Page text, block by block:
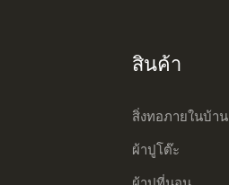
สินค้า
สิ่งทอภายในบ้าน
ผ้าปูโต๊ะ